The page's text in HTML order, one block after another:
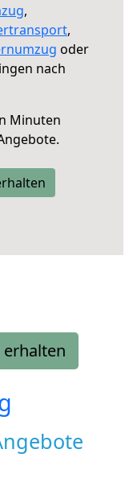
,
,
oder
nach
Minuten
erhalten